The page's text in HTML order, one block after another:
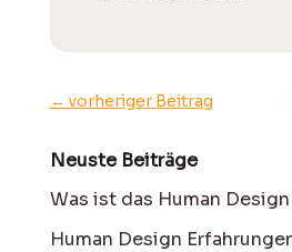
← vorheriger Beitrag
Neuste Beiträge
Was ist das Human
Human Design